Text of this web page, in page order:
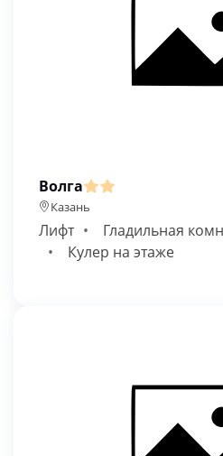
Волга
Казань
Лифт
Гладильная
Кулер на этаже